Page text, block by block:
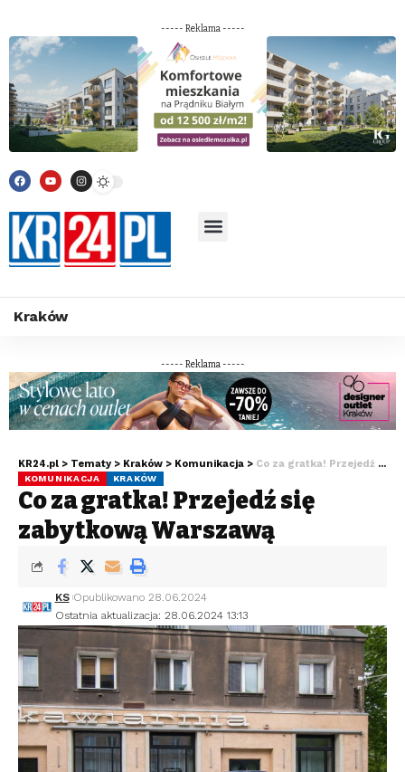
----- Reklama -----
Kraków
----- Reklama -----
KR24.pl > Tematy > Kraków > Komunikacja > Co za gratka! Przejedź się zabytkową Warszawą
KOMUNIKACJA KRAKÓW
Co za gratka! Przejedź się
zabytkową Warszawą
Ostatnia aktualizacja: 28.06.2024 13:13
KS Opublikowano 28.06.2024